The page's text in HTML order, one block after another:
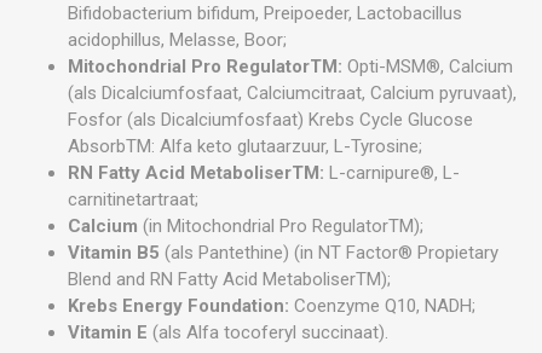
Bifidobacterium bifidum, Preipoeder, Lactobacillus
acidophillus, Melasse, Boor;
Mitochondrial Pro RegulatorTM: Opti-MSM®, Calcium
(als Dicalciumfosfaat, Calciumcitraat, Calcium pyruvaat),
Fosfor (als Dicalciumfosfaat) Krebs Cycle Glucose
AbsorbTM: Alfa keto glutaarzuur, L-Tyrosine;
RN Fatty Acid MetaboliserTM: L-carnipure®, L-
carnitinetartraat;
Calcium (in Mitochondrial Pro RegulatorTM);
Vitamin B5 (als Pantethine) (in NT Factor® Propietary
Blend and RN Fatty Acid MetaboliserTM);
Krebs Energy Foundation: Coenzyme Q10, NADH;
Vitamin E (als Alfa tocoferyl succinaat).